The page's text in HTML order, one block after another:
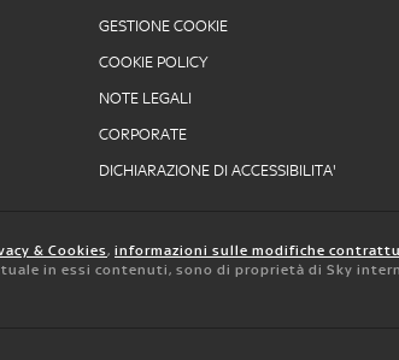
GESTIONE COOKIE
COOKIE POLICY
NOTE LEGALI
CORPORATE
DICHIARAZIONE DI ACCESSIBILITA'
& Cookies, informazioni sulle modifiche
in essi contenuti, sono di proprietà di Sky